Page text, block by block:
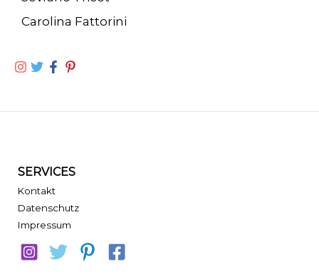
Carolina Fattorini
SERVICES
Kontakt
Datenschutz
Impressum